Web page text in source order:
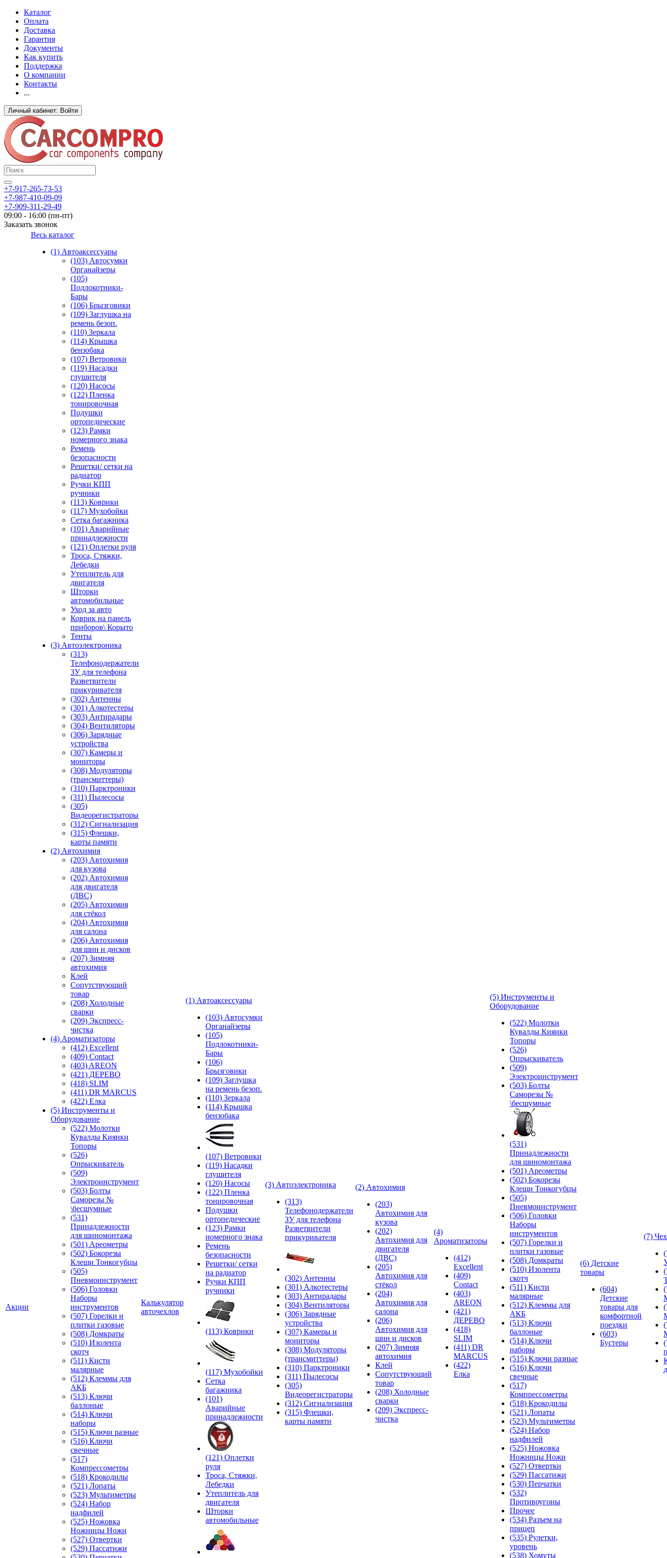
Каталог
Оплата
Доставка
Гарантия
Документы
Как купить
Поддержка
О компании
Контакты
...
Личный кабинет: Войти
+7-917-265-73-53
+7-987-410-09-09
+7-909-311-29-49
09:00 - 16:00 (пн-пт)
Заказать звонок
Акции
Весь каталог
(1) Автоаксессуары
(103) Автосумки
Органайзеры
(105)
Подлокотники-
Бары
(106) Брызговики
(109) Заглушка на
ремень безоп.
(110) Зеркала
(114) Крышка
бензобака
(107) Ветровики
(119) Насадки
глушителя
(120) Насосы
(122) Пленка
тонировочная
Подушки
ортопедические
(123) Рамки
номерного знака
Ремень
безопасности
Решетки/ сетки на
радиатор
Ручки КПП
ручники
(113) Коврики
(117) Мухобойки
Сетка багажника
(101) Аварийные
принадлежности
(121) Оплетки руля
Троса, Стяжки,
Лебедки
Утеплитель для
двигателя
Шторки
автомобильные
Уход за авто
Коврик на панель
приборов\ Корыто
Тенты
(3) Автоэлектроника
(313)
Телефонодержатели
ЗУ для телефона
Разветвители
прикуривателя
(302) Антенны
(301) Алкотестеры
(303) Антирадары
(304) Вентиляторы
(306) Зарядные
устройства
(307) Камеры и
мониторы
(308) Модуляторы
(трансмиттеры)
(310) Парктроники
(311) Пылесосы
(305)
Видеорегистраторы
(312) Сигнализация
(315) Флешки,
карты памяти
(2) Автохимия
(203) Автохимия
для кузова
(202) Автохимия
для двигателя
(ДВС)
(205) Автохимия
для стёкол
(204) Автохимия
для салона
(206) Автохимия
для шин и дисков
(207) Зимняя
автохимия
Клей
Сопутствующий
товар
(208) Холодные
сварки
(209) Экспреcс-
чистка
(4) Ароматизаторы
(412) Excellent
(409) Contact
(403) AREON
(421) ДЕРЕВО
(418) SLIM
(411) DR MARCUS
(422) Елка
(5) Инструменты и
Оборудование
(522) Молотки
Кувалды Киянки
Топоры
(526)
Опрыскиватель
(509)
Электроинструмент
(503) Болты
Саморезы №
\бесшумные
(531)
Принадлежности
для шиномонтажа
(501) Ареометры
(502) Бокорезы
Клещи Тонкогубцы
(505)
Пневмоинструмент
(506) Головки
Наборы
инструментов
(507) Горелки и
плитки газовые
(508) Домкраты
(510) Изолента
скотч
(511) Кисти
малярные
(512) Клеммы для
АКБ
(513) Ключи
баллоные
(514) Ключи
наборы
(515) Ключи разные
(516) Ключи
свечные
(517)
Компрессометры
(518) Крокодилы
(521) Лопаты
(523) Мультиметры
(524) Набор
надфилей
(525) Ножовка
Ножницы Ножи
(527) Отвертки
(529) Пассатижи
Калькулятор
авточехлов
(1) Автоаксессуары
(103) Автосумки
Органайзеры
(105)
Подлокотники-
Бары
(106)
Брызговики
(109) Заглушка
на ремень безоп.
(110) Зеркала
(114) Крышка
бензобака
(107) Ветровики
(119) Насадки
глушителя
(120) Насосы
(122) Пленка
тонировочная
Подушки
ортопедические
(123) Рамки
номерного знака
Ремень
безопасности
Решетки/ сетки
на радиатор
Ручки КПП
ручники
(113) Коврики
(117) Мухобойки
Сетка
багажника
(101)
Аварийные
принадлежности
(121) Оплетки
руля
Троса, Стяжки,
Лебедки
Утеплитель для
двигателя
Шторки
автомобильные
(3) Автоэлектроника
(313)
Телефонодержатели
ЗУ для телефона
Разветвители
прикуривателя
(302) Антенны
(301) Алкотестеры
(303) Антирадары
(304) Вентиляторы
(306) Зарядные
устройства
(307) Камеры и
мониторы
(308) Модуляторы
(трансмиттеры)
(310) Парктроники
(311) Пылесосы
(305)
Видеорегистраторы
(312) Сигнализация
(315) Флешки,
карты памяти
(2) Автохимия
(203)
Автохимия для
кузова
(202)
Автохимия для
двигателя
(ДВС)
(205)
Автохимия для
стёкол
(204)
Автохимия для
салона
(206)
Автохимия для
шин и дисков
(207) Зимняя
автохимия
Клей
Сопутствующий
товар
(208) Холодные
сварки
(209) Экспреcс-
чистка
(4)
Ароматизаторы
(412)
Excellent
(409)
Contact
(403)
AREON
(421)
ДЕРЕВО
(418)
SLIM
(411) DR
MARCUS
(422)
Елка
(5) Инструменты и
Оборудование
(522) Молотки
Кувалды Киянки
Топоры
(526)
Опрыскиватель
(509)
Электроинструмент
(503) Болты
Саморезы №
\бесшумные
(531)
Принадлежности
для шиномонтажа
(501) Ареометры
(502) Бокорезы
Клещи Тонкогубцы
(505)
Пневмоинструмент
(506) Головки
Наборы
инструментов
(507) Горелки и
плитки газовые
(508) Домкраты
(510) Изолента
скотч
(511) Кисти
малярные
(512) Клеммы для
АКБ
(513) Ключи
баллоные
(514) Ключи
наборы
(515) Ключи разные
(516) Ключи
свечные
(517)
Компрессометры
(518) Крокодилы
(521) Лопаты
(523) Мультиметры
(524) Набор
надфилей
(525) Ножовка
Ножницы Ножи
(527) Отвертки
(529) Пассатижи
(530) Перчатки
(532)
Противоугоны
Прочее
(534) Разъем на
прицеп
(535) Рулетки,
уровень
(538) Хомуты
(6) Детские
товары
(604)
Детские
товары для
комфортной
поездки
(603)
Бустеры
(7)